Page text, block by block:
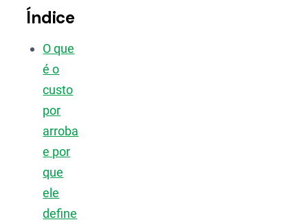
Índice
O que
é o
custo
por
arroba
e por
que
ele
define